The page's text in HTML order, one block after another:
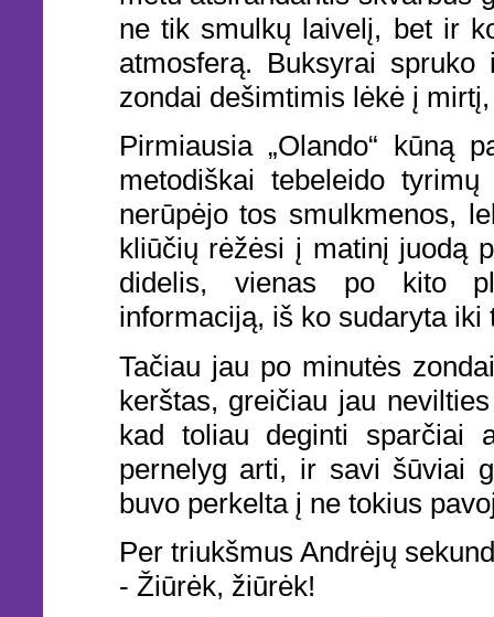
ne tik smulkų laivelį, bet ir
atmosferą. Buksyrai
zondai dešimtimis lėkė į
Pirmiausia „Olando“ kūną
metodiškai tebeleido
nerūpėjo tos smulkmenos,
kliūčių rėžėsi į matinį juodą
didelis, vienas po kito
informaciją, iš ko sudaryta
Tačiau jau po minutės
kerštas, greičiau jau
kad toliau deginti sparčiai
pernelyg arti, ir savi šūviai
buvo perkelta į ne tokius
Per triukšmus Andrėjų
- Žiūrėk, žiūrėk!